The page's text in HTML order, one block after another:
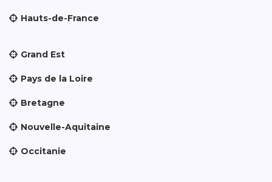
Hauts-de-France
Grand Est
Pays de la Loire
Bretagne
Nouvelle-Aquitaine
Occitanie